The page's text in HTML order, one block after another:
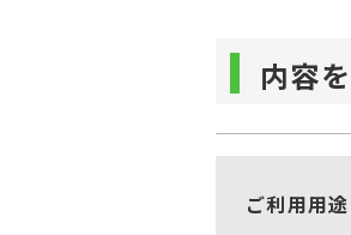
内容
ご利用用途